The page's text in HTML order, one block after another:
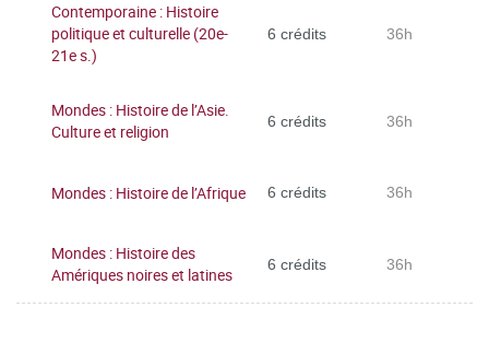
Contemporaine : Histoire
politique et culturelle (20e-
21e s.)
6 crédits 36h
Mondes : Histoire de l’Asie.
Culture et religion
6 crédits 36h
Mondes : Histoire de l’Afrique 6 crédits 36h
Mondes : Histoire des
Amériques noires et latines
6 crédits 36h